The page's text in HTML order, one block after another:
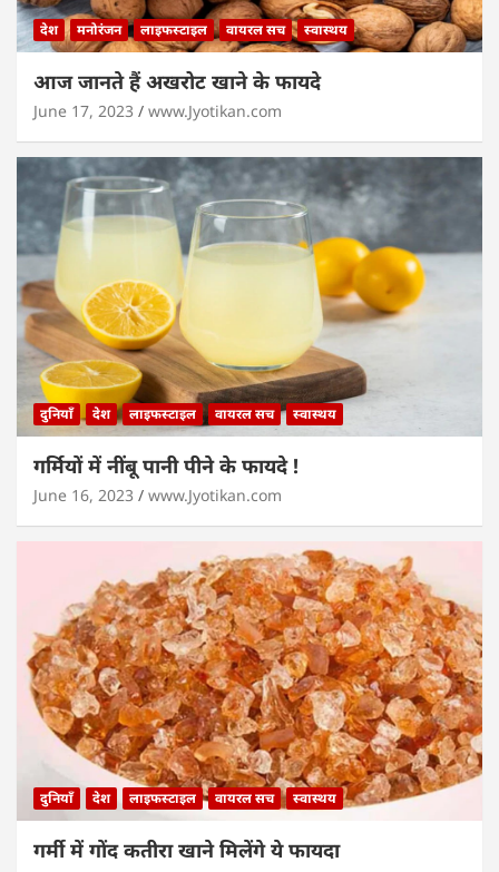
देश मनोरंजन लाइफस्टाइल वायरल सच स्वास्थय
आज जानते हैं अखरोट खाने के फायदे
June 17, 2023 www.Jyotikan.com
दुनियाँ देश लाइफस्टाइल वायरल सच स्वास्थय
गर्मियों में नींबू पानी पीने के फायदे !
June 16, 2023 www.Jyotikan.com
दुनियाँ देश लाइफस्टाइल वायरल सच स्वास्थय
गर्मी में गोंद कतीरा खाने मिलेंगे ये फायदा